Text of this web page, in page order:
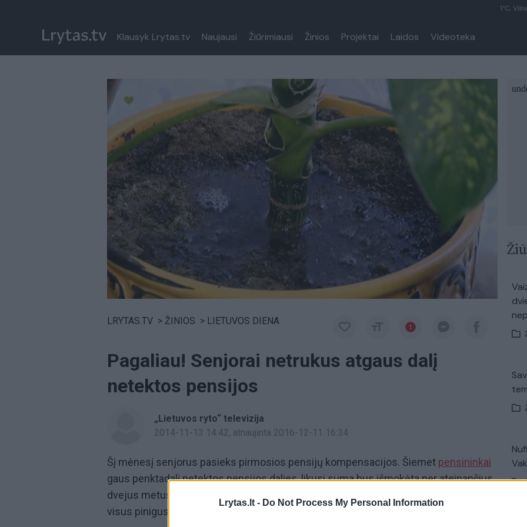
Lrytas.lt - Do Not Process My Personal Information
1°C,
Klausyk Lrytas.tv Naujausi Žiūrimiausi Žinios Projektai Laidos Videoteka
Paremkite Ukrainą
LRYTAS.TV > ŽINIOS > LIETUVOS DIENA
Pagaliau! Senjorai netrukus atgaus dalį
netektos pensijos
„Lietuvos ryto“ televizija
2014-11-13 14:42, atnaujinta 2016-12-11 16:34
Šį mėnesį senjorus pasieks pirmosios pensijų kompensacijos. Šiemet pensininkai
gaus penktadalį netektos pensijos dalies, likusi suma bus išmokėta per ateinančius
dvejus metus devyniomis išmokomis. Tie, kuriems nepriemoka yra iki 100 litų, gaus
visus pinigus iškart.